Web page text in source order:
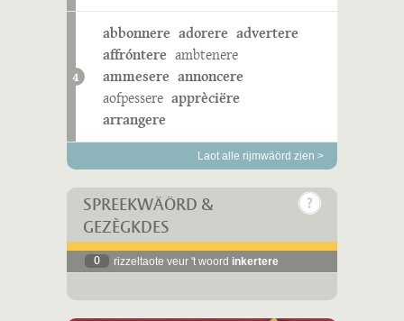
4
abbonnere adorere advertere
affróntere ambtenere
ammesere annoncere
aofpessere apprèciëre
arrangere
Laot alle rijmwäörd zien >
SPREEKWÄÖRD &
GEZÈGKDES
0 rizzeltaote veur 't woord inkertere